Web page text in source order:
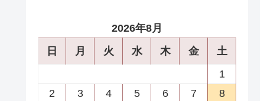
2026年8月
日
月 火 水 木 金
土
1
2
3 4 5 6 7
8